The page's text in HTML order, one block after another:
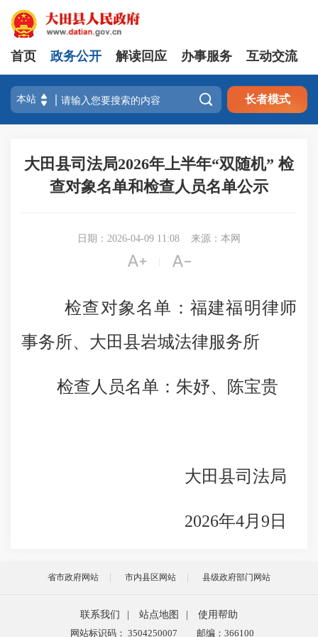
首页 政务公开 解读回应 办事服务 互动交流
 长者模式
大田县司法局2026年上半年“双随机” 检
查对象名单和检查人员名单公示
日期：2026-04-09 11:08 来源：本网
 
检查对象名单：福建福明律师
事务所、大田县岩城法律服务所
检查人员名单：朱妤、陈宝贵
大田县司法局
2026年4月9日
省市政府网站 市内县区网站 县级政府部门网站
联系我们 站点地图
使用帮助
网站标识码： 3504250007
邮编：366100